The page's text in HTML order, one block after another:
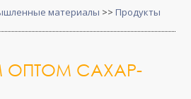
материалы >> Продукты
ОПТОМ САХАР-